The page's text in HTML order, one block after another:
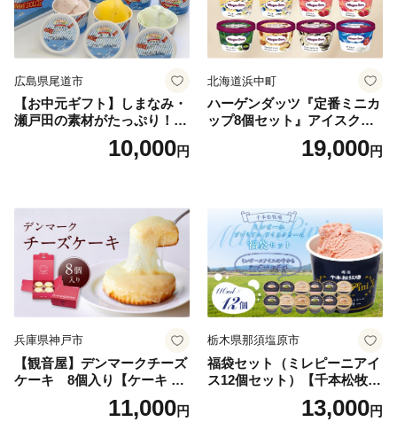
広島県尾道市
【お中元ギフト】しまなみ・
瀬戸田の素材がたっぷり！ジ
10,000円
北海道浜中町
ハーゲンダッツ『定番ミニカ
ップ8個セット』アイスクリ
ーム アイス スイーツ デザー
19,000円
兵庫県神戸市
【観音屋】デンマークチーズ
ケーキ 8個入り【ケーキ チ
ーズケーキ 人気スイーツ お
すすめスイーツ 神戸スイー
11,000円
栃木県那須塩原市
福袋セット（ミレピーニアイ
ス12個セット）【千本松牧
場】 ns025-014-12 【デザー
ト 詰め合わせ ギフト】
13,000円